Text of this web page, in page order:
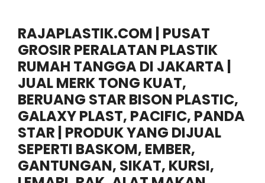
RAJAPLASTIK.COM | PUSAT
GROSIR PERALATAN PLASTIK
RUMAH TANGGA DI JAKARTA |
JUAL MERK TONG KUAT,
BERUANG STAR BISON PLASTIC,
GALAXY PLAST, PACIFIC, PANDA
STAR | PRODUK YANG DIJUAL
SEPERTI BASKOM, EMBER,
GANTUNGAN, SIKAT, KURSI,